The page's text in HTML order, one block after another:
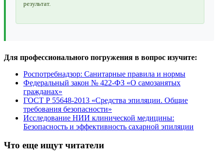
результат.
Для профессионального погружения в вопрос изучите:
Роспотребнадзор: Санитарные правила и нормы
Федеральный закон № 422-ФЗ «О самозанятых
гражданах»
ГОСТ Р 55648-2013 «Средства эпиляции. Общие
требования безопасности»
Исследование НИИ клинической медицины:
Безопасность и эффективность сахарной эпиляции
Что еще ищут читатели